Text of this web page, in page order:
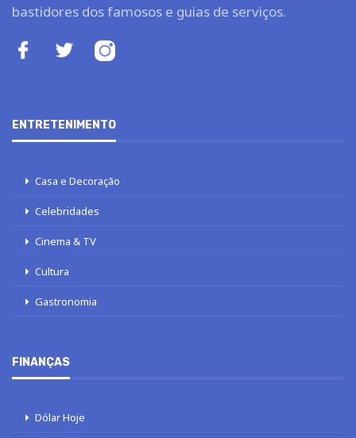
bastidores dos famosos e guias de serviços.
ENTRETENIMENTO
Casa e Decoração
Celebridades
Cinema & TV
Cultura
Gastronomia
FINANÇAS
Dólar Hoje